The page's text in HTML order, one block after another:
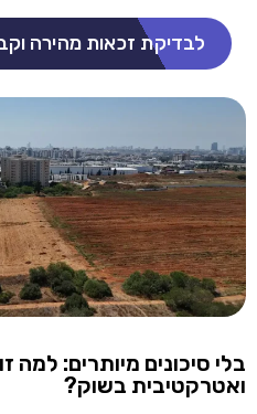
לבדיקת זכאות מהירה
בלי סיכונים מיותרים: למה
ואטרקטיבית בשוק?